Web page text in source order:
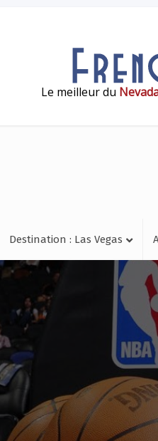
Le meilleur du
Destination : Las Vegas